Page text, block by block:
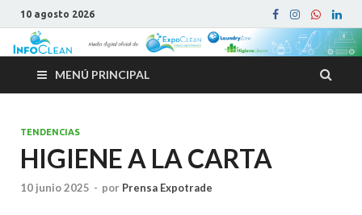
10 agosto 2026
MENÚ PRINCIPAL
TENDENCIAS
HIGIENE A LA CARTA
10 junio 2025 - por Prensa Expotrade